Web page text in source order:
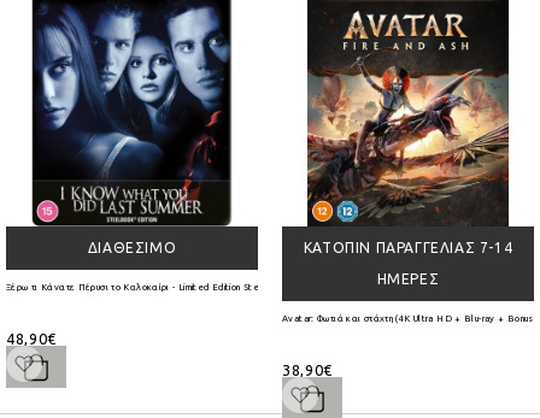
ΔΙΑΘΈΣΙΜΟ
Ξέρω τι Κάνατε Πέρυσι το Καλοκαίρι - Limited Edition Steelbook 4K Ultra HD + Blu-Ray
48,90€
ΚΑΤΌΠΙΝ ΠΑΡΑΓΓΕΛΊΑΣ 7-14
ΗΜΈΡΕΣ
Avatar: Φωτιά και στάχτη (4K Ultra HD + Blu-ray + Bonus
38,90€